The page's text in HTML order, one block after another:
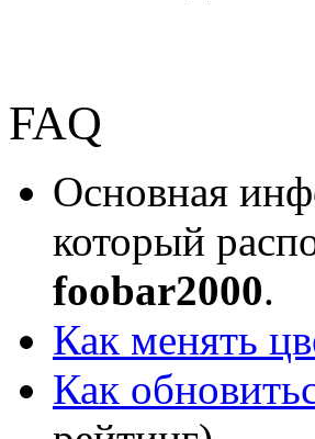
FAQ
Основная
который
foobar2000.
Как менять
Как